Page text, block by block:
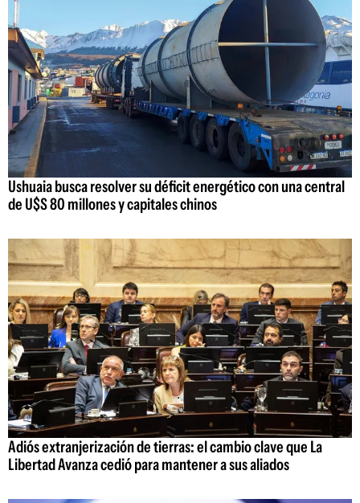
Ushuaia busca resolver su déficit energético con una central
de U$S 80 millones y capitales chinos
Adiós extranjerización de tierras: el cambio clave que La
Libertad Avanza cedió para mantener a sus aliados